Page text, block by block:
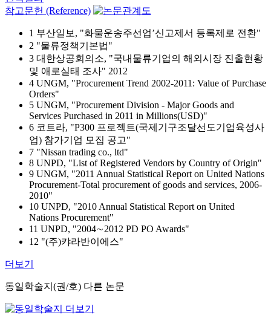
참고문헌 (Reference)
1 부산일보, "화물운송주선업’신고제서 등록제로 전환"
2 "물류정책기본법"
3 대한상공회의소, "국내물류기업의 해외시장 진출현황
및 애로실태 조사" 2012
4 UNGM, "Procurement Trend 2002-2011: Value of Purchase
Orders"
5 UNGM, "Procurement Division - Major Goods and
Services Purchased in 2011 in Millions(USD)"
6 코트라, "P300 프로젝트(국제기구조달선도기업육성사
업) 참가기업 모집 공고"
7 "Nissan trading co., ltd"
8 UNPD, "List of Registered Vendors by Country of Origin"
9 UNGM, "2011 Annual Statistical Report on United Nations
Procurement-Total procurement of goods and services, 2006-
2010"
10 UNPD, "2010 Annual Statistical Report on United
Nations Procurement"
11 UNPD, "2004∼2012 PD PO Awards"
12 "(주)캬라반이에스"
더보기
동일학술지(권/호) 다른 논문